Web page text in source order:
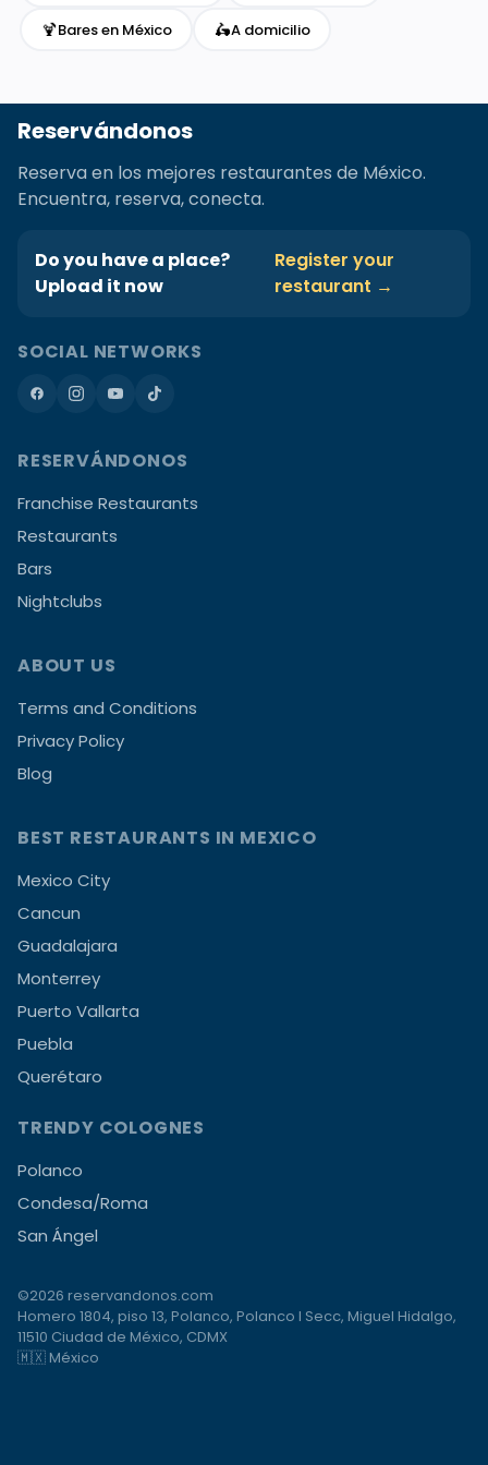
🍹Bares en México 🛵A domicilio
Reservándonos
Reserva en los mejores restaurantes de México.
Encuentra, reserva, conecta.
Do you have a place?
Upload it now
Register your
restaurant →
SOCIAL NETWORKS
RESERVÁNDONOS
Franchise Restaurants
Restaurants
Bars
Nightclubs
ABOUT US
Terms and Conditions
Privacy Policy
Blog
BEST RESTAURANTS IN MEXICO
Mexico City
Cancun
Guadalajara
Monterrey
Puerto Vallarta
Puebla
Querétaro
TRENDY COLOGNES
Polanco
Condesa/Roma
San Ángel
©2026 reservandonos.com
Homero 1804, piso 13, Polanco, Polanco I Secc, Miguel Hidalgo,
11510 Ciudad de México, CDMX
🇲🇽 México